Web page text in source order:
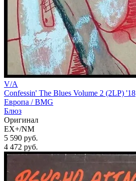
V/A
Confessin' The Blues Volume 2 (2LP) '18
Европа /BMG
Блюз
Оригинал
EX+/NM
5 590 руб.
4 472 руб.